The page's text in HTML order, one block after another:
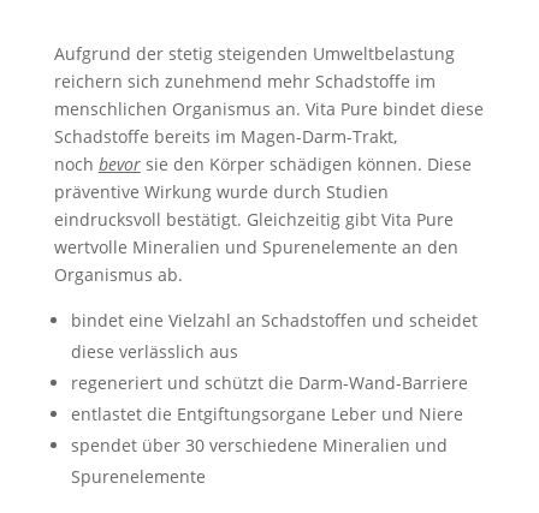
Aufgrund der stetig steigenden Umweltbelastung
reichern sich zunehmend mehr Schadstoffe im
menschlichen Organismus an. Vita Pure bindet diese
Schadstoffe bereits im Magen-Darm-Trakt,
noch bevorsie den Körper schädigen können. Diese
präventive Wirkung wurde durch Studien
eindrucksvoll bestätigt. Gleichzeitig gibt Vita Pure
wertvolle Mineralien und Spurenelemente an den
Organismus ab.
bindet eine Vielzahl an Schadstoffen und scheidet
diese verlässlich aus
regeneriert und schützt die Darm-Wand-Barriere
entlastet die Entgiftungsorgane Leber und Niere
spendet über 30 verschiedene Mineralien und
Spurenelemente